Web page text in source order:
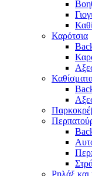
Καρότσια
Ρηλάξ και